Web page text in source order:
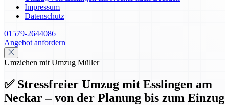
Impressum
Datenschutz
01579-2644086
Angebot anfordern
Umziehen mit Umzug Müller
✅ Stressfreier Umzug mit Esslingen am
Neckar – von der Planung bis zum Einzug